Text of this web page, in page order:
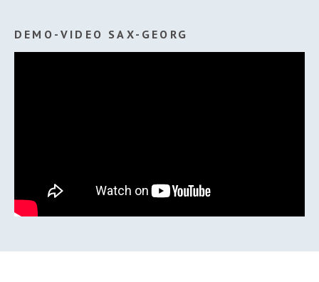
DEMO-VIDEO SAX-GEORG